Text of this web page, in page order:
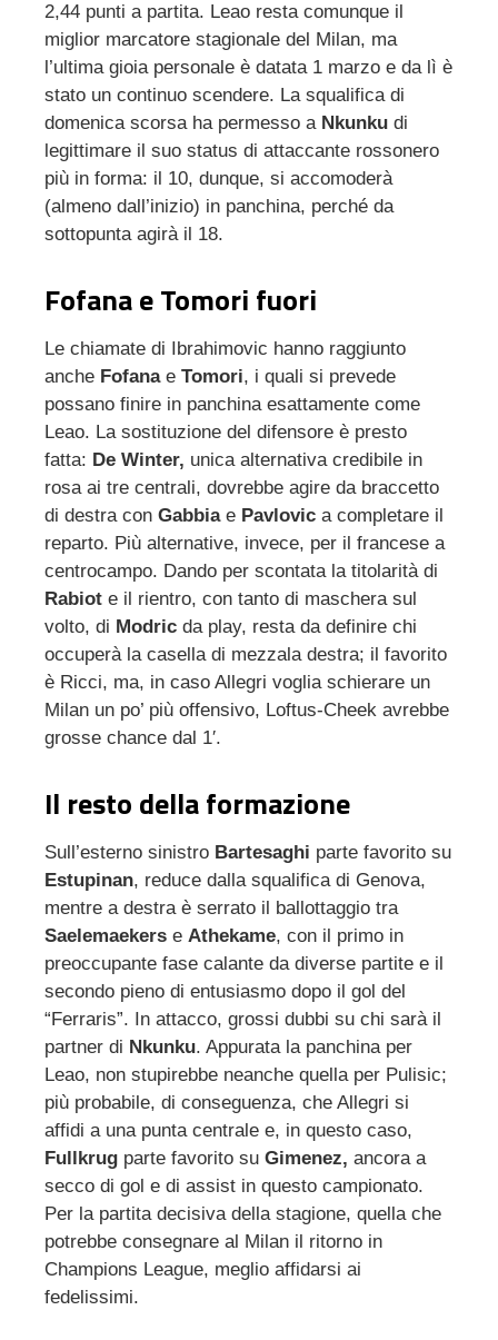
2,44 punti a partita. Leao resta comunque il
miglior marcatore stagionale del Milan, ma
l’ultima gioia personale è datata 1 marzo e da lì è
stato un continuo scendere. La squalifica di
domenica scorsa ha permesso a Nkunku di
legittimare il suo status di attaccante rossonero
più in forma: il 10, dunque, si accomoderà
(almeno dall’inizio) in panchina, perché da
sottopunta agirà il 18.
Fofana e Tomori fuori
Le chiamate di Ibrahimovic hanno raggiunto
anche Fofana e Tomori, i quali si prevede
possano finire in panchina esattamente come
Leao. La sostituzione del difensore è presto
fatta: De Winter, unica alternativa credibile in
rosa ai tre centrali, dovrebbe agire da braccetto
di destra con Gabbia e Pavlovic a completare il
reparto. Più alternative, invece, per il francese a
centrocampo. Dando per scontata la titolarità di
Rabiot e il rientro, con tanto di maschera sul
volto, di Modric da play, resta da definire chi
occuperà la casella di mezzala destra; il favorito
è Ricci, ma, in caso Allegri voglia schierare un
Milan un po’ più offensivo, Loftus-Cheek avrebbe
grosse chance dal 1′.
Il resto della formazione
Sull’esterno sinistro Bartesaghi parte favorito su
Estupinan, reduce dalla squalifica di Genova,
mentre a destra è serrato il ballottaggio tra
Saelemaekers e Athekame, con il primo in
preoccupante fase calante da diverse partite e il
secondo pieno di entusiasmo dopo il gol del
“Ferraris”. In attacco, grossi dubbi su chi sarà il
partner di Nkunku. Appurata la panchina per
Leao, non stupirebbe neanche quella per Pulisic;
più probabile, di conseguenza, che Allegri si
affidi a una punta centrale e, in questo caso,
Fullkrug parte favorito su Gimenez, ancora a
secco di gol e di assist in questo campionato.
Per la partita decisiva della stagione, quella che
potrebbe consegnare al Milan il ritorno in
Champions League, meglio affidarsi ai
fedelissimi.